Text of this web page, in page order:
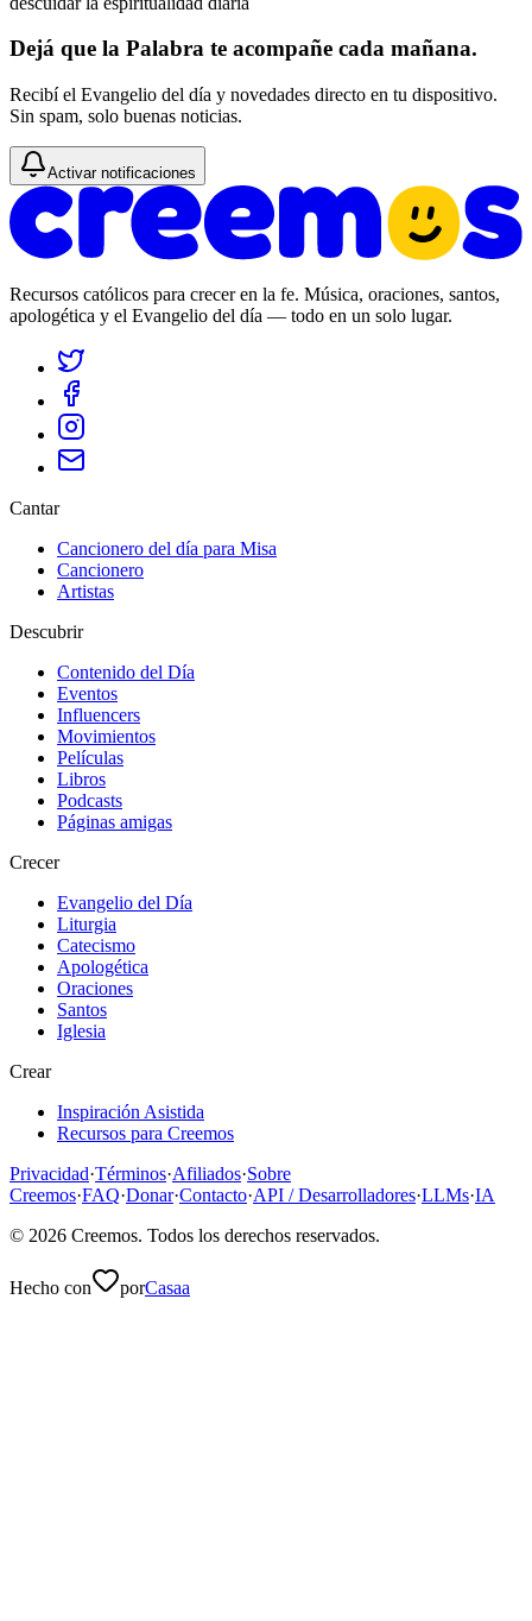
Dejá que la Palabra te acompañe cada mañana.
Recibí el Evangelio del día y novedades directo en tu dispositivo.
Sin spam, solo buenas noticias.
Activar notificaciones
Recursos católicos para crecer en la fe. Música, oraciones, santos,
apologética y el Evangelio del día — todo en un solo lugar.
Cantar
Cancionero del día para Misa
Cancionero
Artistas
Descubrir
Contenido del Día
Eventos
Influencers
Movimientos
Películas
Libros
Podcasts
Páginas amigas
Crecer
Evangelio del Día
Liturgia
Catecismo
Apologética
Oraciones
Santos
Iglesia
Crear
Inspiración Asistida
Recursos para Creemos
Privacidad·Términos·Afiliados·Sobre
Creemos·FAQ·Donar·Contacto·API / Desarrolladores·LLMs·IA
© 2026 Creemos. Todos los derechos reservados.
Hecho con porCasaa